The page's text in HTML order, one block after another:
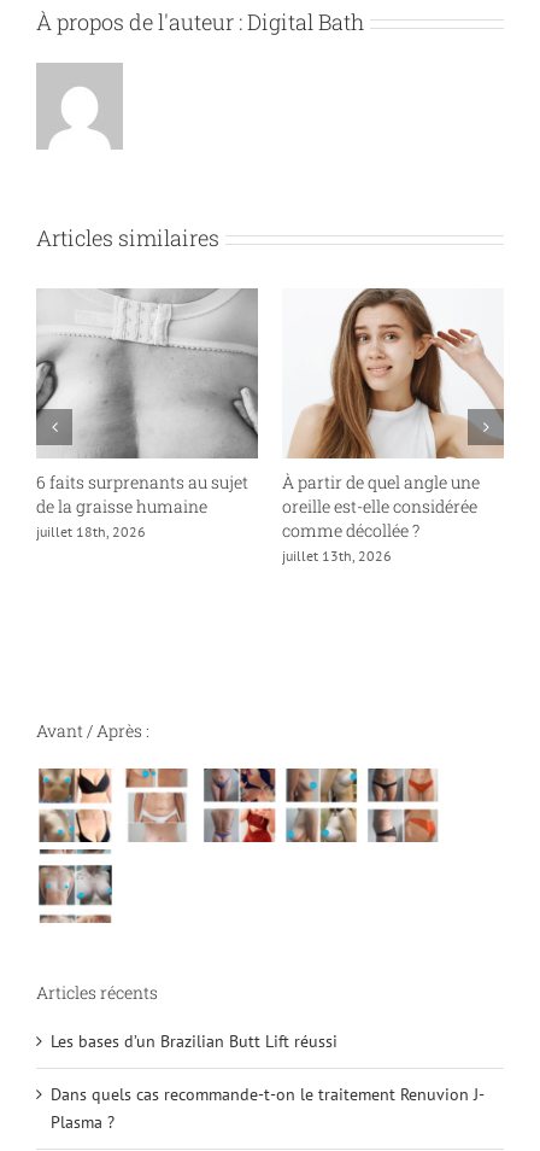
À propos de l'auteur :Digital Bath
Articles similaires
6 faits surprenants au sujet
de la graisse humaine
juillet 18th, 2026
À partir de quel angle une
oreille est-elle considérée
comme décollée ?
juillet 13th, 2026
Avant / Après :
Articles récents
Les bases d’un Brazilian Butt Lift réussi
Dans quels cas recommande-t-on le traitement Renuvion J-
Plasma ?